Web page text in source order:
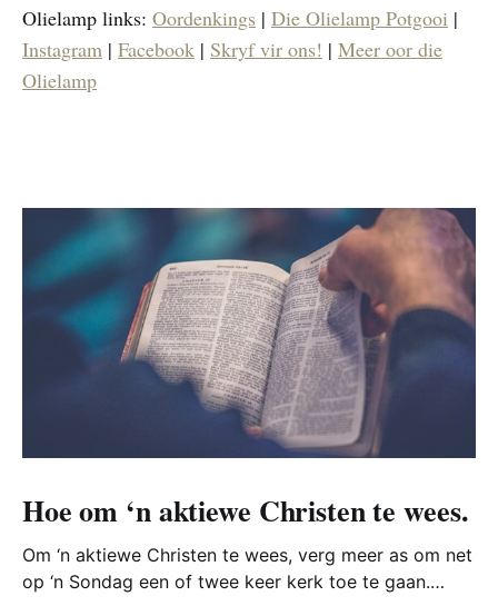
Olielamp links: Oordenkings | Die Olielamp Potgooi |
Instagram | Facebook | Skryf vir ons! | Meer oor die
Olielamp
Hoe om ‘n aktiewe Christen te wees.
Om ‘n aktiewe Christen te wees, verg meer as om net
op ‘n Sondag een of twee keer kerk toe te gaan.